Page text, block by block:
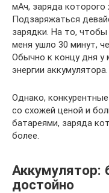
мАч, заряда которого
Подзаряжаться
зарядки. На то,
меня ушло 30 минут,
Обычно к концу дня у
энергии аккумулятора.
Однако,
со схожей ценой и
батареями, заряда
более.
Аккумулятор:
достойно